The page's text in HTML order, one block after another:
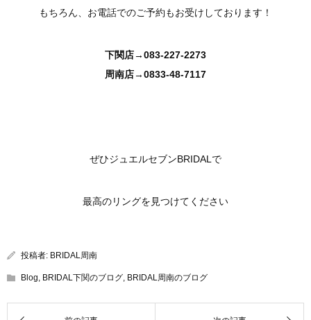
もちろん、お電話でのご予約もお受けしております！
下関店→083-227-2273
周南店→0833-48-7117
ぜひジュエルセブンBRIDALで
最高のリングを見つけてください
投稿者: BRIDAL周南
Blog, BRIDAL下関のブログ, BRIDAL周南のブログ